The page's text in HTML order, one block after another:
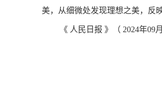
美，从细微处发现理想之美，反
《 人民日报 》（ 2024年09